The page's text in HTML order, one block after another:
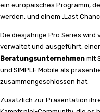
ein europäisches Programm,
werden, und einem „Last
Die diesjährige Pro Series wird
verwaltet und ausgeführt,
Beratungsunternehmen mit
und SIMPLE Mobile als
zusammengeschlossen hat.
Zusätzlich zur Präsentation